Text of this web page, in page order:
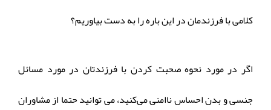
کلامی با فرزندمان در این باره را به دست بیاوریم؟
اگر در مورد نحوه صحبت کردن با فرزندتان در مورد مسائل
جنسی و بدن احساس ناامنی می‌کنید، می توانید حتما از مشاوران